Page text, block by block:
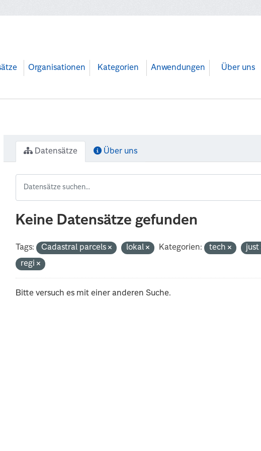
Organisationen Kategorien Anwendungen Über uns
Datensätze Über uns
Keine Datensätze gefunden
Tags: Cadastral parcels lokal Kategorien: tech
just
regi
Bitte versuch es mit einer anderen Suche.